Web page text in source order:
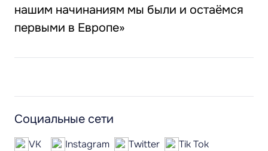
нашим начинаниям мы были и остаёмся
первыми в Европе»
Социальные сети
VK Instagram Twitter
Tik Tok